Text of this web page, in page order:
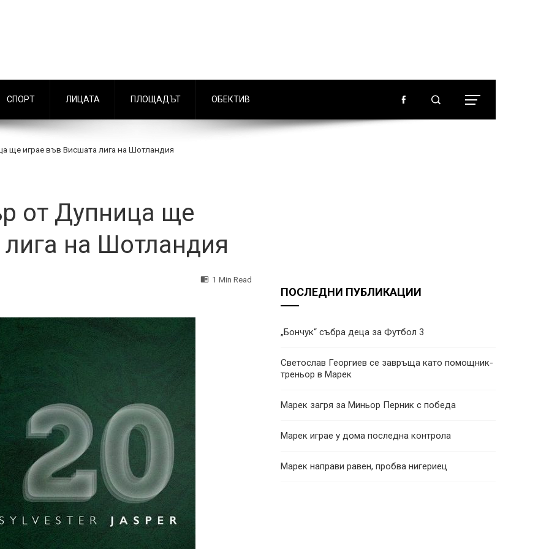
СПОРТ ЛИЦАТА ПЛОЩАДЪТ ОБЕКТИВ
ще играе във Висшата лига на Шотландия
от Дупница ще
на Шотландия
1 Min Read
ПОСЛЕДНИ ПУБЛИКАЦИИ
„Бончук“ събра деца за Футбол 3
Светослав Георгиев се завръща като помощник-
треньор в Марек
Марек загря за Миньор Перник с победа
Марек играе у дома последна контрола
Марек направи равен, пробва нигериец